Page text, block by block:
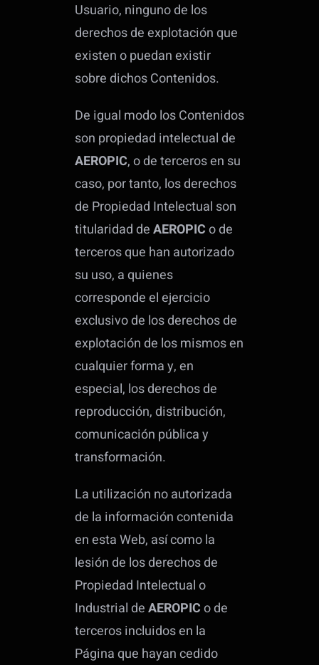
Usuario, ninguno de los
derechos de explotación que
existen o puedan existir
sobre dichos Contenidos.
De igual modo los Contenidos
son propiedad intelectual de
AEROPIC, o de terceros en su
caso, por tanto, los derechos
de Propiedad Intelectual son
titularidad deAEROPICo de
terceros que han autorizado
su uso, a quienes
corresponde el ejercicio
exclusivo de los derechos de
explotación de los mismos en
cualquier forma y, en
especial, los derechos de
reproducción, distribución,
comunicación pública y
transformación.
La utilización no autorizada
de la información contenida
en esta Web, así como la
lesión de los derechos de
Propiedad Intelectual o
Industrial deAEROPICo de
terceros incluidos en la
Página que hayan cedido